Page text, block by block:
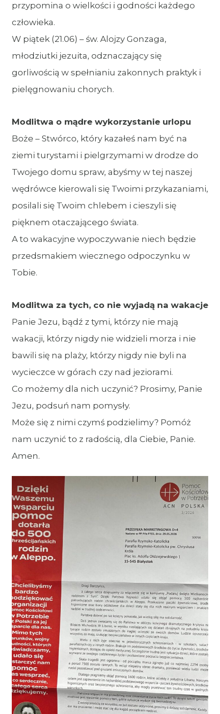
przypomina o wielkości i godności każdego
człowieka.
W piątek (21.06) – św. Alojzy Gonzaga,
młodziutki jezuita, odznaczający się
gorliwością w spełnianiu zakonnych praktyk i
pielęgnowaniu chorych.
Modlitwa o mądre wykorzystanie urlopu
Boże – Stwórco, który kazałeś nam być na
ziemi turystami i pielgrzymami w drodze do
Twojego domu spraw, abyśmy w tej naszej
wędrówce kierowali się Twoimi przykazaniami,
posilali się Twoim chlebem i cieszyli się
pięknem otaczającego świata.
A to wakacyjne wypoczywanie niech będzie
przedsmakiem wiecznego odpoczynku w
Tobie.
Modlitwa za tych, co nie wyjadą na wakacje
Panie Jezu, bądź z tymi, którzy nie mają
wakacji, którzy nigdy nie widzieli morza i nie
bawili się na plaży, którzy nigdy nie byli na
wycieczce w górach czy nad jeziorami.
Co możemy dla nich uczynić? Prosimy, Panie
Jezu, podsuń nam pomysły.
Może się z nimi czymś podzielimy? Pomóż
nam uczynić to z radością, dla Ciebie, Panie.
Amen.